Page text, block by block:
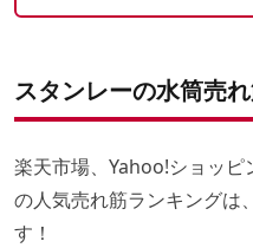
スタンレーの水筒売
楽天市場、Yahoo!ショッ
の人気売れ筋ランキングは
す！